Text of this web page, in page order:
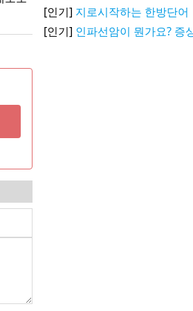
[인기] 지로시작하는 한방단어
[인기] 인파선암이 뭔가요? 증